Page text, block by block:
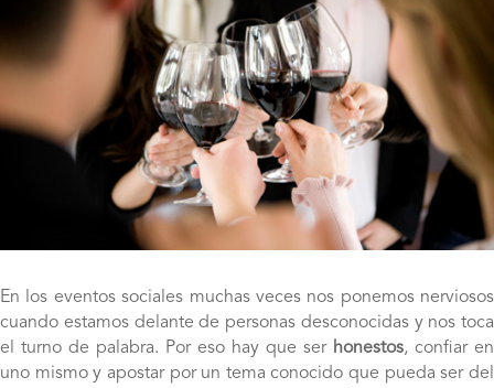
En los eventos sociales muchas veces nos ponemos nerviosos
cuando estamos delante de personas desconocidas y nos toca
el turno de palabra. Por eso hay que ser honestos, confiar en
uno mismo y apostar por un tema conocido que pueda ser del